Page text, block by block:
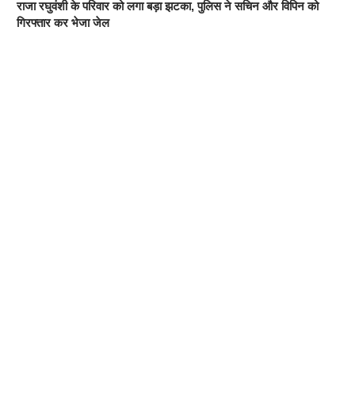
राजा रघुवंशी के परिवार को लगा बड़ा झटका, पुलिस ने सचिन और विपिन को
गिरफ्तार कर भेजा जेल